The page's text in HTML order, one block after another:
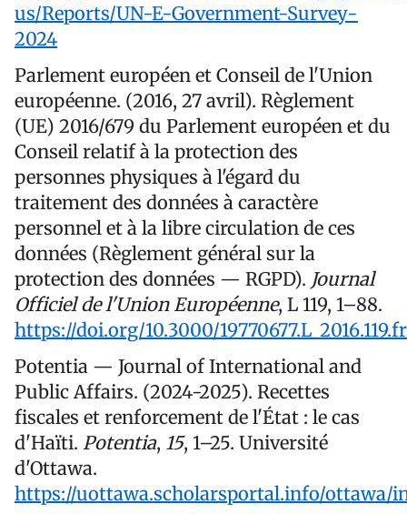
us/Reports/UN-E-Government-Survey-
2024
Parlement européen et Conseil de l'Union
européenne. (2016, 27 avril). Règlement
(UE) 2016/679 du Parlement européen et du
Conseil relatif à la protection des
personnes physiques à l'égard du
traitement des données à caractère
personnel et à la libre circulation de ces
données (Règlement général sur la
protection des données — RGPD). Journal
Officiel de l'Union Européenne, L 119, 1–88.
https://doi.org/10.3000/
Potentia — Journal of International and
Public Affairs. (2024-2025). Recettes
fiscales et renforcement de l'État : le cas
d'Haïti. Potentia, 15, 1–25. Université
d'Ottawa.
https://uottawa.scholarsportal.info/ottawa/